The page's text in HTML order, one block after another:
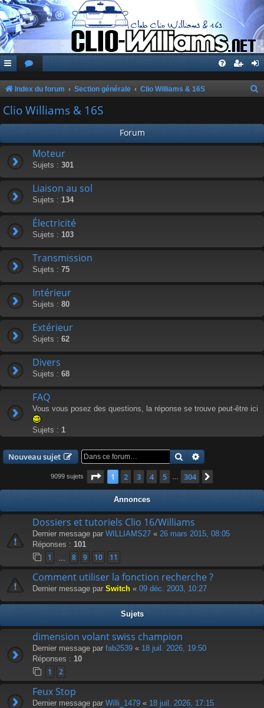
Index du forum Section générale Clio Williams & 16S
e
Clio Williams & 16S
Forum
Moteur
Sujets : 301
Liaison au sol
Sujets : 134
Électricité
Sujets : 103
Transmission
Sujets : 75
Intérieur
Sujets : 80
Extérieur
Sujets : 62
Divers
Sujets : 68
FAQ
Vous vous posez des questions, la réponse se trouve peut-être ici
Sujets : 1
Nouveau sujet Rechercher
9099 sujets Page 1sur304
1 2 3 4 5 304
Annonces
Dossiers et tutoriels Clio 16/Williams
Dernier message par WILLIAMS27 « 26 mars 2015, 08:05
Réponses : 101
1 8 9 10 11
Comment utiliser la fonction recherche ?
Dernier message par Switch « 09 déc. 2003, 10:27
Sujets
dimension volant swiss champion
Dernier message par fab2539 « 18 juil. 2026, 19:50
Réponses : 10
1 2
Feux Stop
Dernier message par Willi_1479 « 18 juil. 2026, 17:15